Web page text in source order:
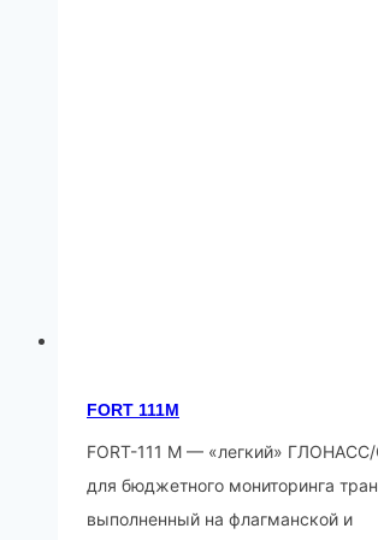
FORT 111М
FORT-111 M — «легкий»
для бюджетного мониторинга
выполненный на флагманской и